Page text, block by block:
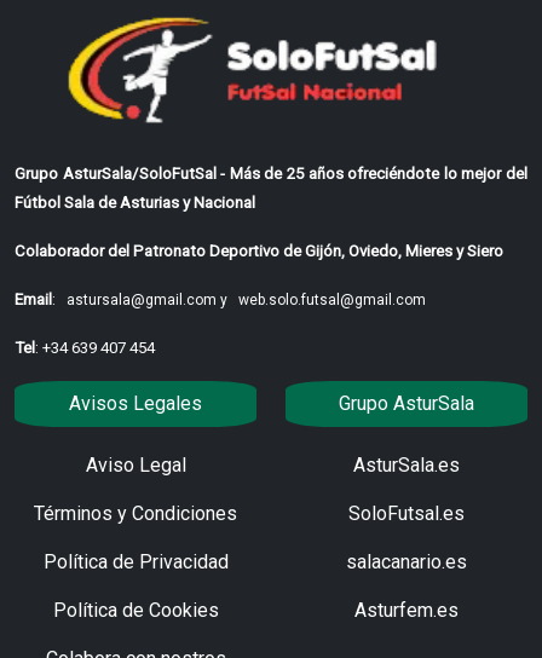
Grupo AsturSala/SoloFutSal - Más de 25 años ofreciéndote lo mejor del
Fútbol Sala de Asturias y Nacional
Colaborador del Patronato Deportivo de Gijón, Oviedo, Mieres y Siero
Email: astursala@gmail.com y web.solo.futsal@gmail.com
Tel: +34 639 407 454
Avisos Legales
Aviso Legal
Términos y Condiciones
Política de Privacidad
Política de Cookies
Grupo AsturSala
AsturSala.es
SoloFutsal.es
salacanario.es
Asturfem.es